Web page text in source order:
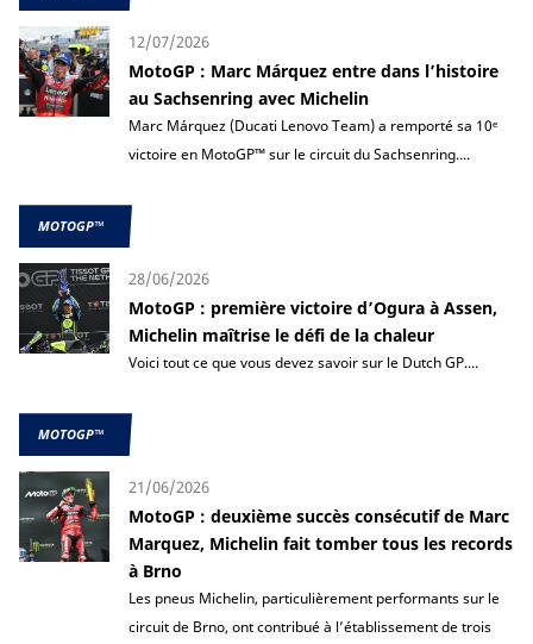
12/07/2026
MotoGP : Marc Márquez entre dans l’histoire
au Sachsenring avec Michelin
Marc Márquez (Ducati Lenovo Team) a remporté sa 10ᵉ
victoire en MotoGP™ sur le circuit du Sachsenring....
MOTOGP™
28/06/2026
MotoGP : première victoire d’Ogura à Assen,
Michelin maîtrise le défi de la chaleur
Voici tout ce que vous devez savoir sur le Dutch GP....
MOTOGP™
21/06/2026
MotoGP : deuxième succès consécutif de Marc
Marquez, Michelin fait tomber tous les records
à Brno
Les pneus Michelin, particulièrement performants sur le
circuit de Brno, ont contribué à l’établissement de trois